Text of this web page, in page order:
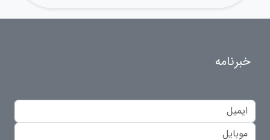
خبرنامه